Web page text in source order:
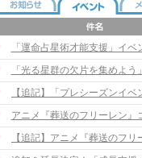
「運命占星術才能支援」イ
「光る星群の欠片を集めよ
アニメ『葬送のフリーレン